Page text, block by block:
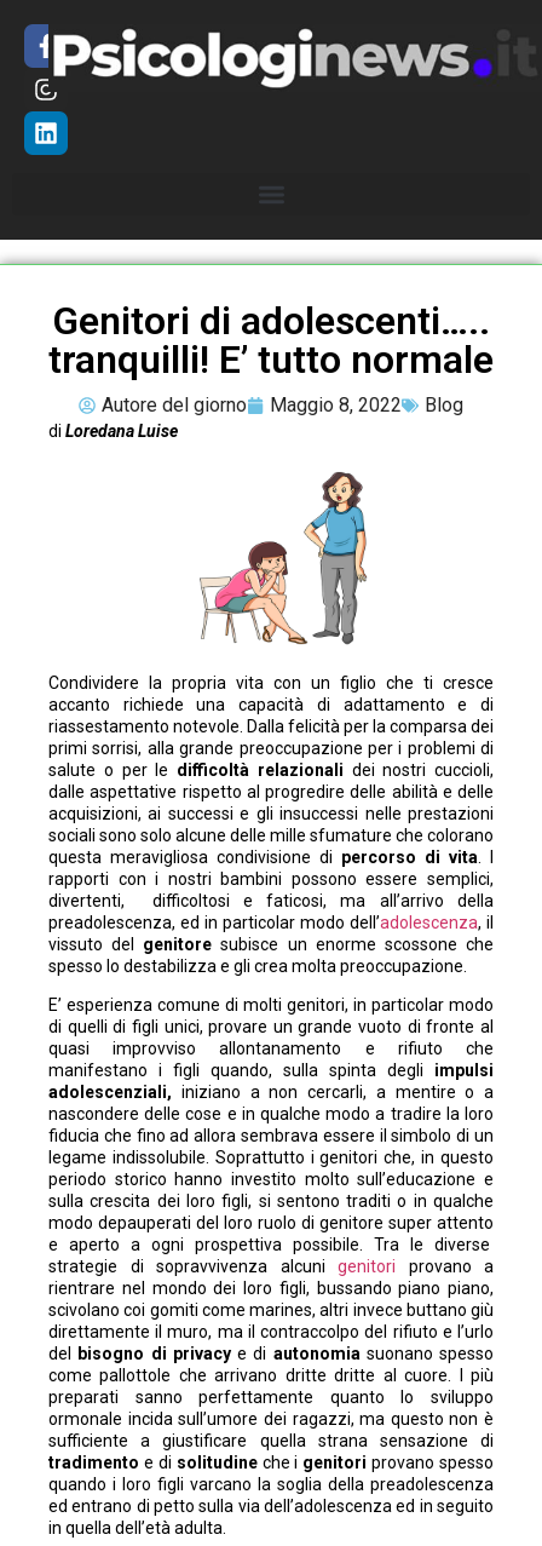
Genitori di adolescenti…..
tranquilli! E’ tutto normale
Autore del giorno Maggio 8, 2022 Blog
di Loredana Luise
Condividere la propria vita con un figlio che ti cresce
accanto richiede una capacità di adattamento e di
riassestamento notevole. Dalla felicità per la comparsa dei
primi sorrisi, alla grande preoccupazione per i problemi di
salute o per le difficoltà relazionali dei nostri cuccioli,
dalle aspettative rispetto al progredire delle abilità e delle
acquisizioni, ai successi e gli insuccessi nelle prestazioni
sociali sono solo alcune delle mille sfumature che colorano
questa meravigliosa condivisione di percorso di vita
rapporti con i nostri bambini possono essere semplici,
divertenti, difficoltosi e faticosi, ma all’arrivo della
preadolescenza, ed in particolar modo dell’adolescenza, il
vissuto del genitoresubisce un enorme scossone che
spesso lo destabilizza e gli crea molta preoccupazione.
E’ esperienza comune di molti genitori, in particolar modo
di quelli di figli unici, provare un grande vuoto di fronte al
quasi improvviso allontanamento e rifiuto che
manifestano i figli quando, sulla spinta degli impulsi
adolescenziali, iniziano a non cercarli, a mentire o a
nascondere delle cose e in qualche modo a tradire la loro
fiducia che fino ad allora sembrava essere il simbolo di un
legame indissolubile. Soprattutto i genitori che, in questo
periodo storico hanno investito molto sull’educazione e
sulla crescita dei loro figli, si sentono traditi o in qualche
modo depauperati del loro ruolo di genitore super attento
e aperto a ogni prospettiva possibile. Tra le diverse
strategie di sopravvivenza alcuni genitori provano a
rientrare nel mondo dei loro figli, bussando piano piano,
scivolano coi gomiti come marines, altri invece buttano giù
direttamente il muro, ma il contraccolpo del rifiuto e l’urlo
del
bisogno di privacye di autonomiasuonano spesso
come pallottole che arrivano dritte dritte al cuore. I più
preparati sanno perfettamente quanto lo sviluppo
ormonale incida sull’umore dei ragazzi, ma questo non è
sufficiente a giustificare quella strana sensazione di
tradimento e di solitudineche i genitoriprovano spesso
quando i loro figli varcano la soglia della preadolescenza
ed entrano di petto sulla via dell’adolescenza ed in seguito
in quella dell’età adulta.